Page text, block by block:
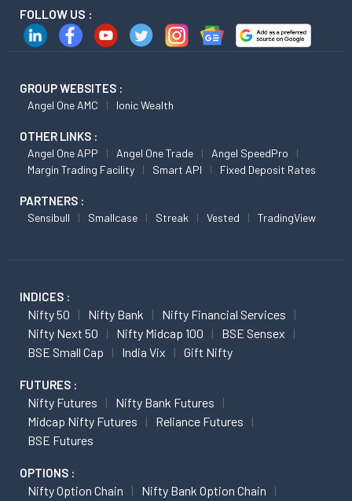
FOLLOW US :
GROUP WEBSITES :
Angel One AMC Ionic Wealth
OTHER LINKS :
Angel One APP Angel One Trade
Angel SpeedPro
Margin Trading Facility
Smart API Fixed Deposit Rates
PARTNERS :
Sensibull Smallcase Streak Vested TradingView
INDICES :
Nifty 50 Nifty Bank
Nifty Financial Services
Nifty Next 50
Nifty Midcap 100
BSE Sensex
BSE Small Cap
India Vix Gift Nifty
FUTURES :
Nifty Futures
Nifty Bank Futures
Midcap Nifty Futures
Reliance Futures
BSE Futures
OPTIONS :
Nifty Option Chain
Nifty Bank Option Chain